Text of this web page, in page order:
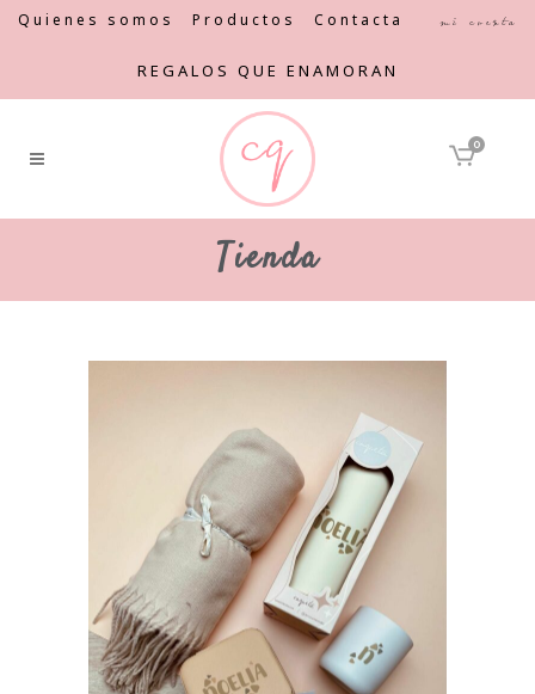
Quienes somos Productos Contacta Mi cuenta
REGALOS QUE ENAMORAN
0
Tienda